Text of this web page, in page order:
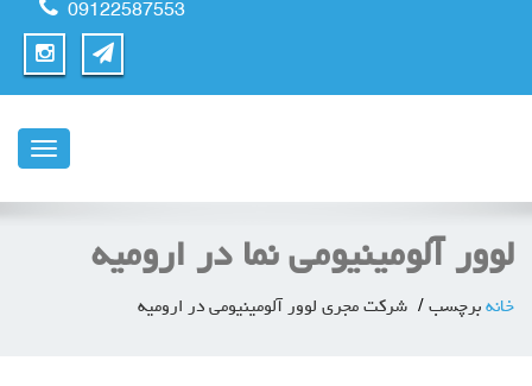
09122587553
ناوبری
لوور آلومینیومی نما در ارومیه
خانه برچسب شرکت مجری لوور آلومینیومی در ارومیه